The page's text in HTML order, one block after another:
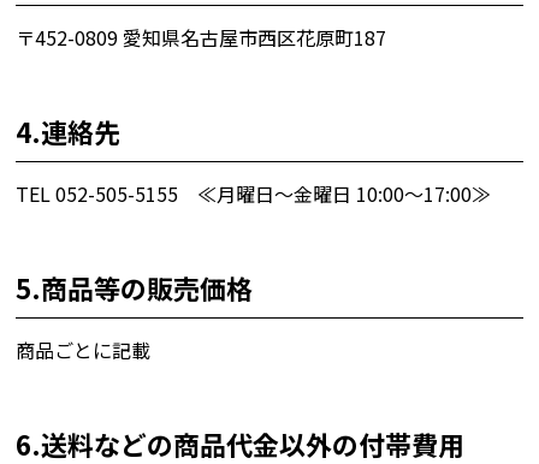
〒452-0809 愛知県名古屋市西区花原町187
4.連絡先
TEL 052-505-5155 ≪月曜日～金曜日 10:00～17:00≫
5.商品等の販売価格
商品ごとに記載
6.送料などの商品代金以外の付帯費用